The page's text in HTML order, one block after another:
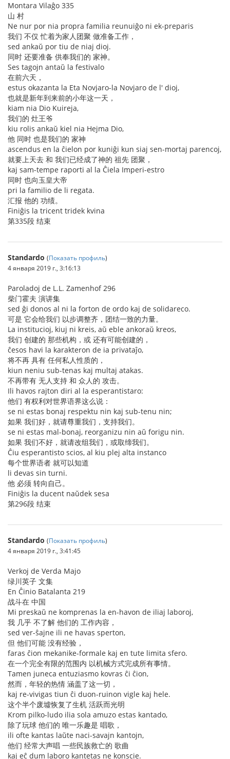
Montara Vilaĝo 335
山 村
Ne nur por nia propra familia reunuiĝo ni ek-preparis
我们 不仅 忙着为家人团聚 做准备工作，
sed ankaŭ por tiu de niaj dioj.
同时 还要准备 供奉我们的 家神。
Ses tagojn antaŭ la festivalo
在前六天，
estus okazanta la Eta Novjaro-la Novjaro de l' dioj,
也就是新年到来前的小年这一天，
kiam nia Dio Kuireja,
我们的 灶王爷
kiu rolis ankaŭ kiel nia Hejma Dio,
他 同时 也是我们的 家神
ascendus en la ĉielon por kuniĝi kun siaj sen-mortaj parencoj,
就要上天去 和 我们已经成了神的 祖先 团聚，
kaj sam-tempe raporti al la Ĉiela Imperi-estro
同时 也向玉皇大帝
pri la familio de li regata.
汇报 他的 功绩。
Finiĝis la tricent tridek kvina
第335段 结束
Standardo (Показать профиль)
4 января 2019 г., 3:16:13
Paroladoj de L.L. Zamenhof 296
柴门霍夫 演讲集
sed ĝi donos al ni la forton de ordo kaj de solidareco.
可是 它会给我们 以步调整齐，团结一致的力量。
La institucioj, kiuj ni kreis, aŭ eble ankoraŭ kreos,
我们 创建的 那些机构，或 还有可能创建的，
ĉesos havi la karakteron de ia privataĵo,
将不再 具有 任何私人性质的，
kiun neniu sub-tenas kaj multaj atakas.
不再带有 无人支持 和 众人的 攻击。
Ili havos rajton diri al la esperantistaro:
他们 有权利对世界语界这么说：
se ni estas bonaj respektu nin kaj sub-tenu nin;
如果 我们好，就请尊重我们，支持我们。
se ni estas mal-bonaj, reorganizu nin aŭ forigu nin.
如果 我们不好，就请改组我们，或取缔我们。
Ĉiu esperantisto scios, al kiu plej alta instanco
每个世界语者 就可以知道
li devas sin turni.
他 必须 转向自己。
Finiĝis la ducent naŭdek sesa
第296段 结束
Standardo (Показать профиль)
4 января 2019 г., 3:41:45
Verkoj de Verda Majo
绿川英子 文集
En Ĉinio Batalanta 219
战斗在 中国
Mi preskaŭ ne komprenas la en-havon de iliaj laboroj,
我 几乎 不了解 他们的 工作内容，
sed ver-ŝajne ili ne havas sperton,
但 他们可能 没有经验，
faras ĉion mekanike-formale kaj en tute limita sfero.
在一个完全有限的范围内 以机械方式完成所有事情。
Tamen juneca entuziasmo kovras ĉi ĉion,
然而，年轻的热情 涵盖了这一切，
kaj re-vivigas tiun ĉi duon-ruinon vigle kaj hele.
这个半个废墟恢复了生机 活跃而光明
Krom pilko-ludo ilia sola amuzo estas kantado,
除了玩球 他们的 唯一乐趣是 唱歌，
ili ofte kantas laŭte naci-savajn kantojn,
他们 经常大声唱 一些民族救亡的 歌曲
kaj eĉ dum laboro kantetas ne konscie.